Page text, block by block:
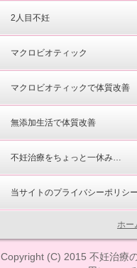
2人目不妊
マクロビオティック
マクロビオティックで体質改善
無添加生活で体質改善
不妊治療をちょっと一休み…
当サイトのプライバシーポリシ
ホー
Copyright (C) 2015 不妊治療